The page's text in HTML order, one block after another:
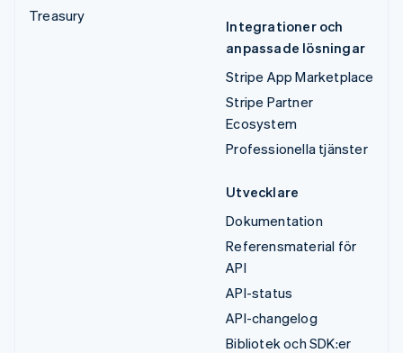
Treasury
Integrationer och
anpassade lösningar
Stripe App Marketplace
Stripe Partner
Ecosystem
Professionella tjänster
Utvecklare
Dokumentation
Referensmaterial för
API
API-status
API-changelog
Bibliotek och SDK:er